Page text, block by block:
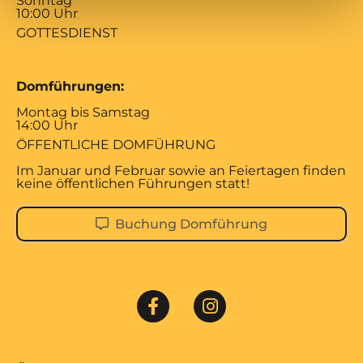
10:00 Uhr
GOTTESDIENST
Domführungen:
Montag bis Samstag
14:00 Uhr
ÖFFENTLICHE DOMFÜHRUNG
Im Januar und Februar sowie an Feiertagen finden
keine öffentlichen Führungen statt!
Buchung Domführung